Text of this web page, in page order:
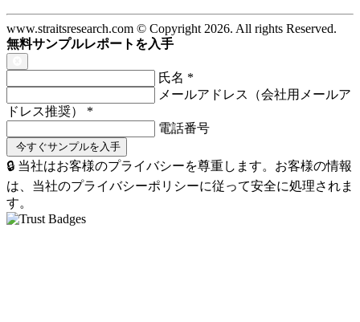
www.straitsresearch.com © Copyright 2026. All rights Reserved.
無料サンプルレポートを入手
氏名 *
メールアドレス（会社用メールア
ドレス推奨） *
電話番号
🔒 当社はお客様のプライバシーを尊重します。お客様の情報
は、当社のプライバシーポリシーに従って安全に処理されま
す。